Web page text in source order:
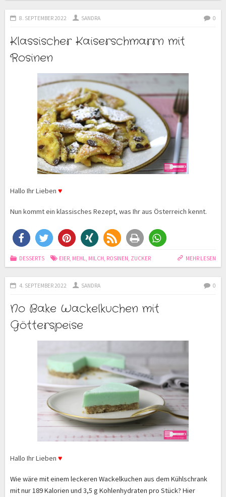
8. SEPTEMBER 2022 SANDRA 0
Klassischer Kaiserschmarrn mit
Rosinen
Hallo Ihr Lieben ♥
Nun kommt ein klassisches Rezept, was Ihr aus Österreich kennt.
MEHR LESEN
DESSERTS EIER, MEHL, MILCH, ROSINEN, ZUCKER
4. SEPTEMBER 2022 SANDRA 0
No Bake Wackelkuchen mit
Götterspeise
Hallo Ihr Lieben ♥
Wie wäre mit einem leckeren Wackelkuchen aus dem Kühlschrank
mit nur 189 Kalorien und 3,5 g Kohlenhydraten pro Stück? Hier